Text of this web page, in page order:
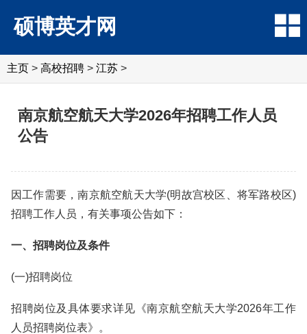
硕博英才网
主页 > 高校招聘 > 江苏 >
南京航空航天大学2026年招聘工作人员
公告
因工作需要，南京航空航天大学(明故宫校区、将军路校区)
招聘工作人员，有关事项公告如下：
一、招聘岗位及条件
(一)招聘岗位
招聘岗位及具体要求详见《南京航空航天大学2026年工作
人员招聘岗位表》。